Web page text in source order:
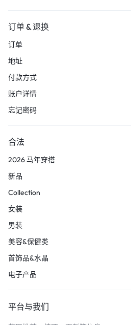
订单 & 退换
订单
地址
付款方式
账户详情
忘记密码
合法
2026 马年穿搭
新品
Collection
女装
男装
美容&保健类
首饰品&水晶
电子产品
平台与我们